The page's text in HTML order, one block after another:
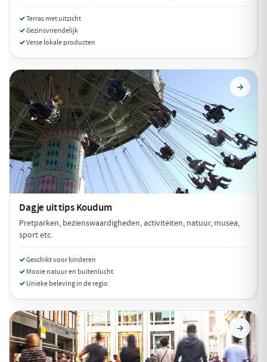
Terras met uitzicht
Gezinsvriendelijk
Verse lokale producten
Dagje uit tipsKoudum
Pretparken, bezienswaardigheden, activiteiten, natuur, musea,
sport etc.
Geschikt voor kinderen
Mooie natuur en buitenlucht
Unieke beleving in de regio